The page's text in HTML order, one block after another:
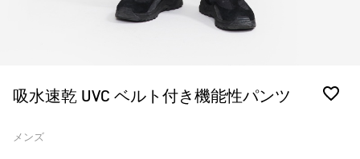
吸水速乾 UVC ベルト付き機能性パンツ
メンズ